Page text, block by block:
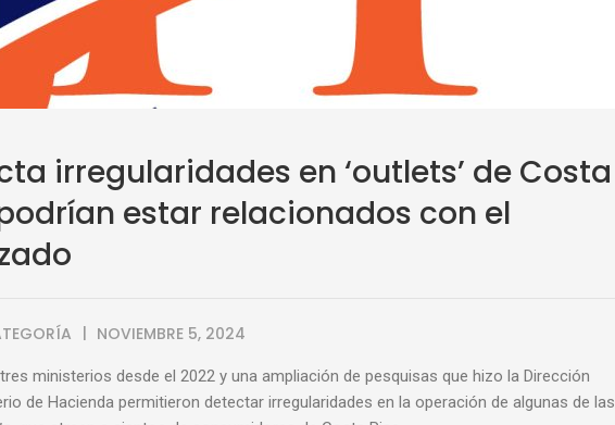
irregularidades en ‘outlets’ de Costa
estar relacionados con el
NOVIEMBRE 5, 2024
ministerios desde el 2022 y una ampliación de pesquisas que hizo la Dirección
de Hacienda permitieron detectar irregularidades en la operación de algunas de las